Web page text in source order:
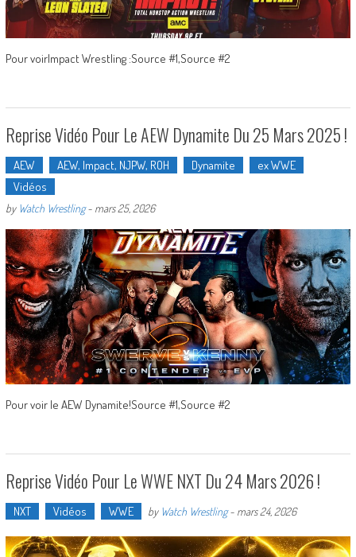
Pour voirImpact Wrestling :Source #1,Source #2
Reprise Vidéo Pour Le AEW Dynamite Du 25 Mars 2025 !
AEW AEW, Impact, NJPW, ROH Dynamite
ex WWE
Vidéos
by Watch Wrestling- mars 25, 2026
Pour voir le AEW Dynamite!Source #1,Source #2
Reprise Vidéo Pour Le WWE NXT Du 24 Mars 2026 !
NXT Vidéos WWE by Watch Wrestling- mars 24, 2026